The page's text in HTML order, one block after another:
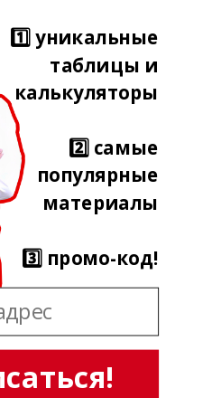
1️⃣ уникальные
таблицы и
калькуляторы
2️⃣ самые
популярные
материалы
3️⃣ промо-код!